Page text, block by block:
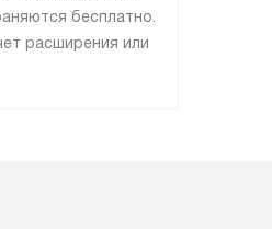
бесплатно.
расширения или